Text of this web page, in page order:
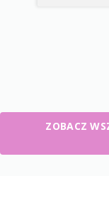
ZOBACZ